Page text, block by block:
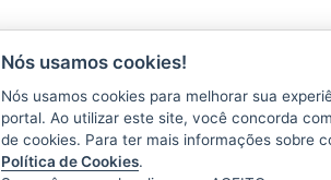
LICITAÇÕES
Arquivo
Nós usamos cookies!
Nós usamos cookies para melhorar sua
portal. Ao utilizar este site, você concorda
de cookies. Para ter mais informações sobre
Política de Cookies.